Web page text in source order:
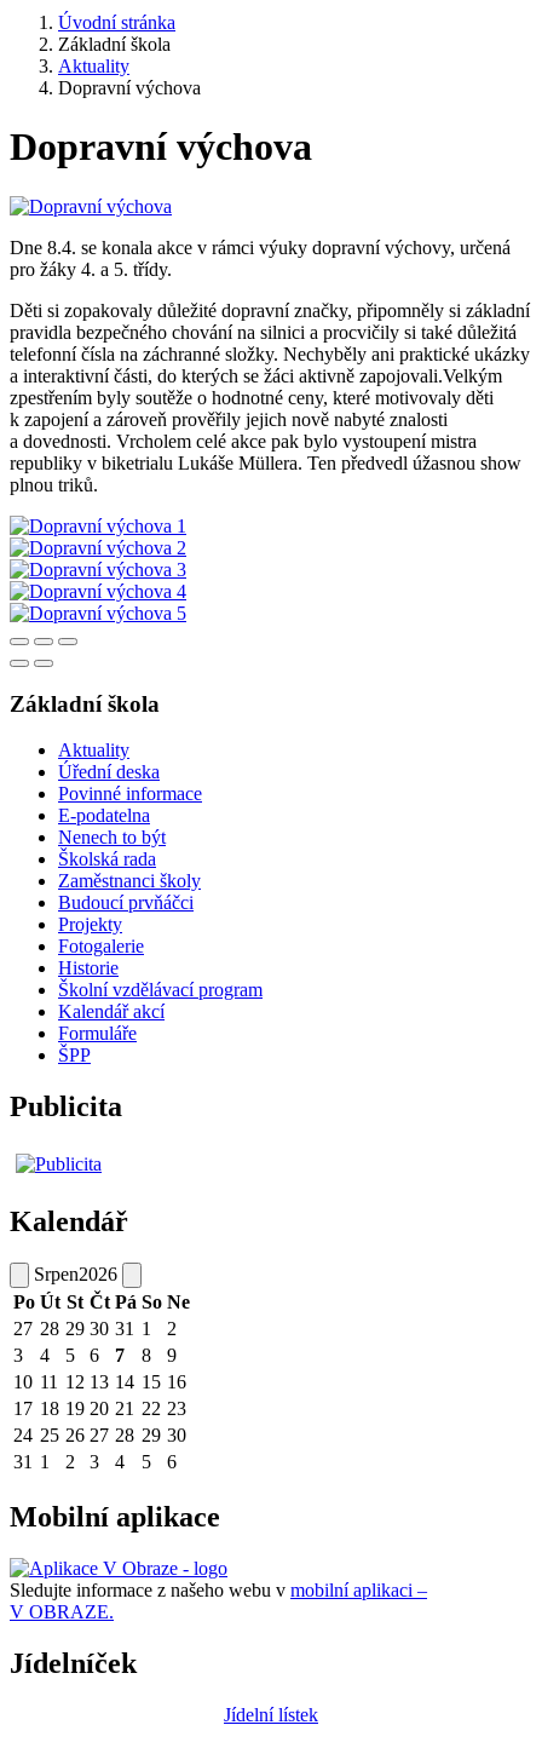
Úvodní stránka
Základní škola
Aktuality
Dopravní výchova
Dopravní výchova
Dne 8.4. se konala akce v rámci výuky dopravní výchovy, určená
pro žáky 4. a 5. třídy.
Děti si zopakovaly důležité dopravní značky, připomněly si základní
pravidla bezpečného chování na silnici a procvičily si také důležitá
telefonní čísla na záchranné složky. Nechyběly ani praktické ukázky
a interaktivní části, do kterých se žáci aktivně zapojovali.Velkým
zpestřením byly soutěže o hodnotné ceny, které motivovaly děti
k zapojení a zároveň prověřily jejich nově nabyté znalosti
a dovednosti. Vrcholem celé akce pak bylo vystoupení mistra
republiky v biketrialu Lukáše Müllera. Ten předvedl úžasnou show
plnou triků.
Základní škola
Aktuality
Úřední deska
Povinné informace
E-podatelna
Nenech to být
Školská rada
Zaměstnanci školy
Budoucí prvňáčci
Projekty
Fotogalerie
Historie
Školní vzdělávací program
Kalendář akcí
Formuláře
ŠPP
Publicita
Kalendář
Srpen2026
Po Út St Čt Pá So Ne
27 28 29 30 31 1
2
3
4 5 6 7 8
9
10 11 12 13 14 15 16
17 18 19 20 21 22 23
24 25 26 27 28 29 30
31 1 2 3 4 5 6
Mobilní aplikace
Sledujte informace z našeho webu v mobilní aplikaci –
V OBRAZE.
Jídelníček
Jídelní lístek